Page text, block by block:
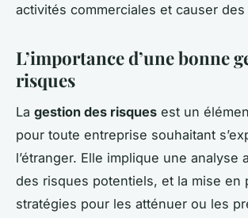
activités commerciales et causer
L’importance d’une bonne
risques
La gestion des risques est un
pour toute entreprise souhaitant
l’étranger. Elle implique une analyse
des risques potentiels, et la mise en
stratégies pour les atténuer ou les